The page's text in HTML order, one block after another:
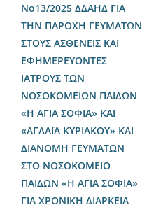
Νο13/2025 ΔΔΑΗΔ ΓΙΑ
ΤΗΝ ΠΑΡΟΧΗ ΓΕΥΜΑΤΩΝ
ΣΤΟΥΣ ΑΣΘΕΝΕΙΣ ΚΑΙ
ΕΦΗΜΕΡΕΥΟΝΤΕΣ
ΙΑΤΡΟΥΣ ΤΩΝ
ΝΟΣΟΚΟΜΕΙΩΝ ΠΑΙΔΩΝ
«Η ΑΓΙΑ ΣΟΦΙΑ» ΚΑΙ
«ΑΓΛΑΪΑ ΚΥΡΙΑΚΟΥ» ΚΑΙ
ΔΙΑΝΟΜΗ ΓΕΥΜΑΤΩΝ
ΣΤΟ ΝΟΣΟΚΟΜΕΙΟ
ΠΑΙΔΩΝ «Η ΑΓΙΑ ΣΟΦΙΑ»
ΓΙΑ ΧΡΟΝΙΚΗ ΔΙΑΡΚΕΙΑ